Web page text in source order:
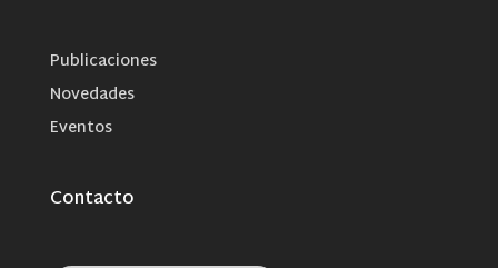
Publicaciones
Novedades
Eventos
Contacto